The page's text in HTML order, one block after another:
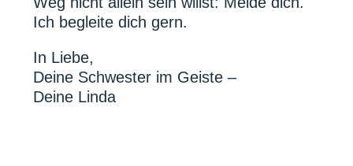
Ich begleite dich gern.
In Liebe,
Deine Schwester im Geiste –
Deine Linda